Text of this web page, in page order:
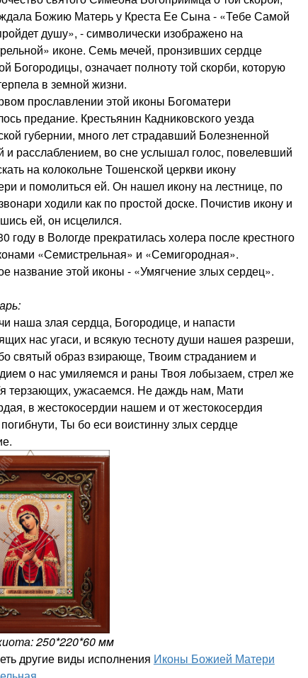
Божию Матерь у Креста Ее Сына - «Тебе Самой
душу», - символически изображено на
иконе. Семь мечей, пронзивших сердце
Богородицы, означает полноту той скорби, которую
в земной жизни.
прославлении этой иконы Богоматери
предание. Крестьянин Кадниковского уезда
губернии, много лет страдавший Болезненной
и расслаблением, во сне услышал голос, повелевший
на колокольне Тошенской церкви икону
и помолиться ей. Он нашел икону на лестнице, по
ходили как по простой доске. Почистив икону и
ей, он исцелился.
в Вологде прекратилась холера после крестного
«Семистрельная» и «Семигородная».
название этой иконы - «Умягчение злых сердец».
наша злая сердца, Богородице, и напасти
нас угаси, и всякую тесноту души нашея разреши,
святый образ взирающе, Твоим страданием и
о нас умиляемся и раны Твоя лобызаем, стрел же
терзающих, ужасаемся. Не даждь нам, Мати
в жестокосердии нашем и от жестокосердия
Ты бо еси воистинну злых сердце
250*220*60 мм
другие виды исполнения Иконы Божией Матери